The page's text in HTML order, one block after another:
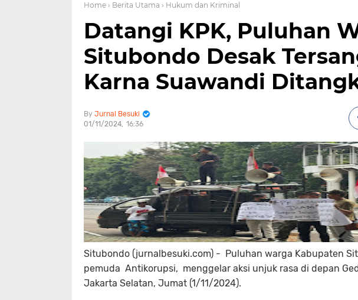
Home › Berita Utama › Hukum dan Kriminal
Datangi KPK, Puluhan
Situbondo Desak
Karna Suawandi
Jurnal Besuki
01/11/2024 16:36
Situbondo (jurnalbesuki.com) - Puluhan warga Kabupaten
pemuda Antikorupsi, menggelar aksi unjuk rasa di depan
Jakarta Selatan, Jumat (1/11/2024).